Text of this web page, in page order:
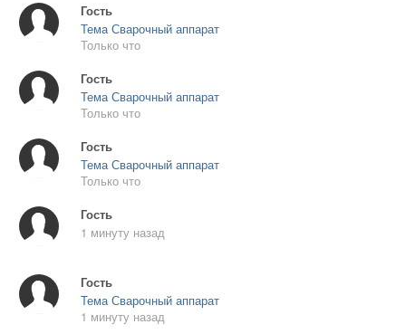
Гость
Тема Сварочный аппарат
Только что
Гость
Тема Сварочный аппарат
Только что
Гость
Тема Сварочный аппарат
Только что
Гость
1 минуту назад
Гость
Тема Сварочный аппарат
1 минуту назад